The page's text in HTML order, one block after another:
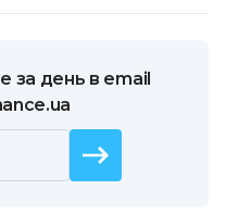
за день в email